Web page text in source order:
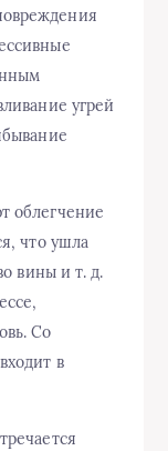
угрей
облегчение
что ушла
вины и т. д.
Со
в